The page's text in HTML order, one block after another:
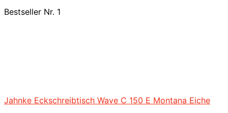
Bestseller Nr. 1
Jahnke Eckschreibtisch Wave C 150 E Montana Eiche